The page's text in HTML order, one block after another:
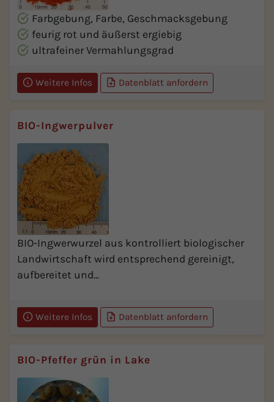
Farbgebung, Farbe, Geschmacksgebung
feurig rot und äußerst ergiebig
ultrafeiner Vermahlungsgrad
Weitere Infos Datenblatt anfordern
BIO-Ingwerpulver
BIO-Ingwerwurzel aus kontrolliert biologischer
Landwirtschaft wird entsprechend gereinigt,
aufbereitet und...
Weitere Infos Datenblatt anfordern
BIO-Pfeffer grün in Lake